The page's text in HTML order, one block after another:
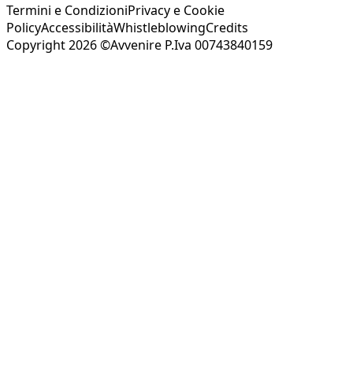
Termini e CondizioniPrivacy e Cookie
PolicyAccessibilitàWhistleblowingCredits
Copyright 2026 ©Avvenire P.Iva 00743840159